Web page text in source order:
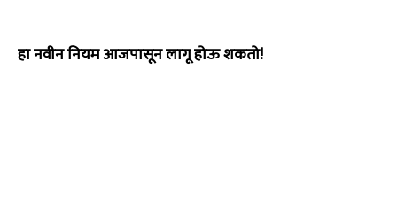
हा नवीन नियम आजपासून लागू होऊ शकतो!